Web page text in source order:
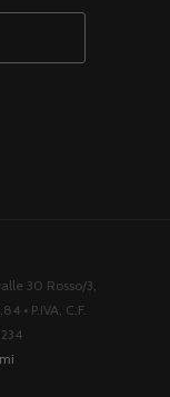
30 Rosso/3,
• P.IVA, C.F.